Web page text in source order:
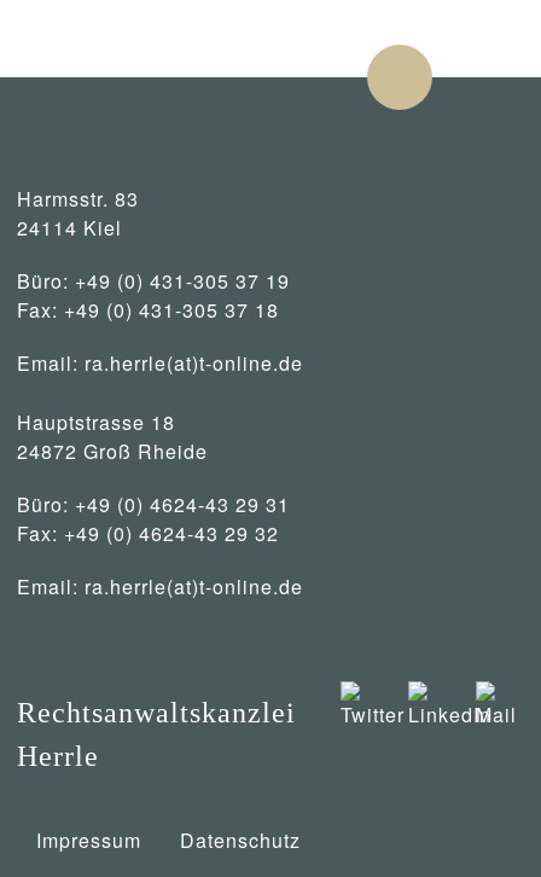
Harmsstr. 83
24114 Kiel
Büro: +49 (0) 431-305 37 19
Fax: +49 (0) 431-305 37 18
Email: ra.herrle(at)t-online.de
Hauptstrasse 18
24872 Groß Rheide
Büro: +49 (0) 4624-43 29 31
Fax: +49 (0) 4624-43 29 32
Email: ra.herrle(at)t-online.de
Rechtsanwaltskanzlei
Herrle
Impressum Datenschutz